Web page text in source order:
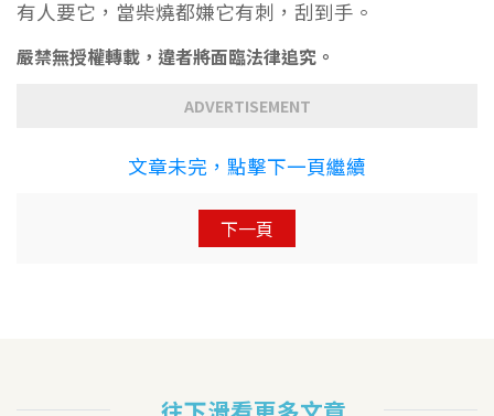
有人要它，當柴燒都嫌它有刺，刮到手。
嚴禁無授權轉載，違者將面臨法律追究。
ADVERTISEMENT
文章未完，點擊下一頁繼續
下一頁